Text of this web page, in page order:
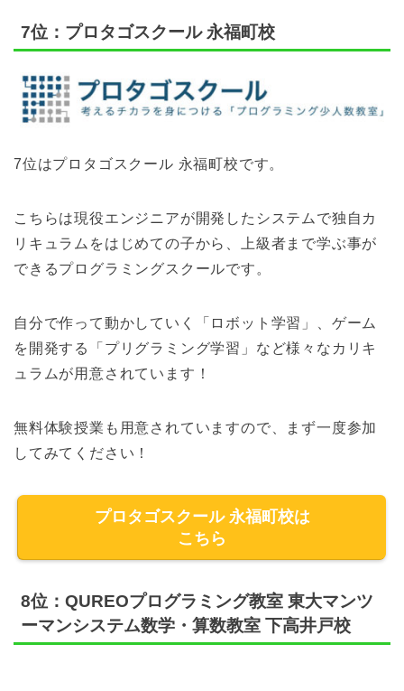
7位：プロタゴスクール 永福町校
7位はプロタゴスクール 永福町校です。
こちらは現役エンジニアが開発したシステムで独自カ
リキュラムをはじめての子から、上級者まで学ぶ事が
できるプログラミングスクールです。
自分で作って動かしていく「ロボット学習」、ゲーム
を開発する「プリグラミング学習」など様々なカリキ
ュラムが用意されています！
無料体験授業も用意されていますので、まず一度参加
してみてください！
プロタゴスクール 永福町校は
こちら
8位：QUREOプログラミング教室 東大マンツ
ーマンシステム数学・算数教室 下高井戸校